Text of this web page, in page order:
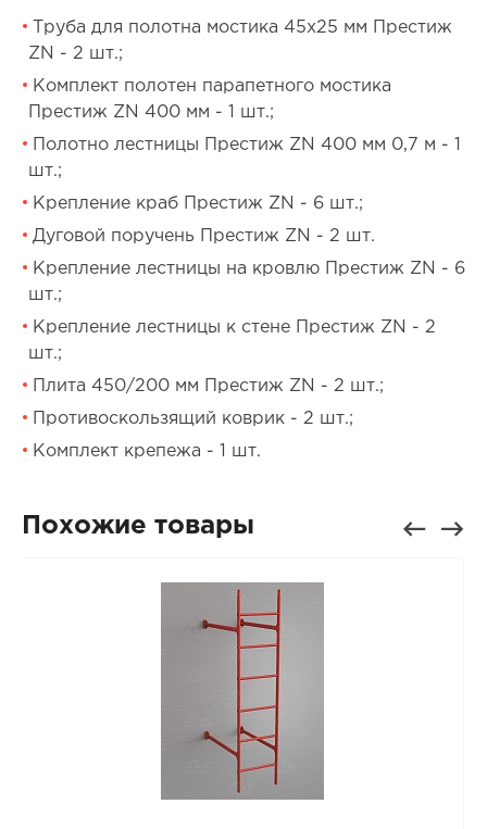
Труба для полотна мостика 45х25 мм Престиж
ZN - 2 шт.;
Комплект полотен парапетного мостика
Престиж ZN 400 мм - 1 шт.;
Полотно лестницы Престиж ZN 400 мм 0,7 м - 1
шт.;
Крепление краб Престиж ZN - 6 шт.;
Дуговой поручень Престиж ZN - 2 шт.
Крепление лестницы на кровлю Престиж ZN - 6
шт.;
Крепление лестницы к стене Престиж ZN - 2
шт.;
Плита 450/200 мм Престиж ZN - 2 шт.;
Противоскользящий коврик - 2 шт.;
Комплект крепежа - 1 шт.
Похожие товары